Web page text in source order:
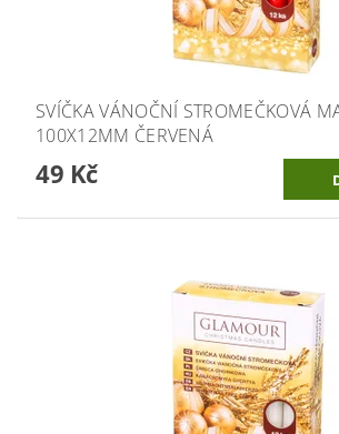
SVÍČKA VÁNOČNÍ STROMEČKOVÁ
100X12MM ČERVENÁ
49 Kč